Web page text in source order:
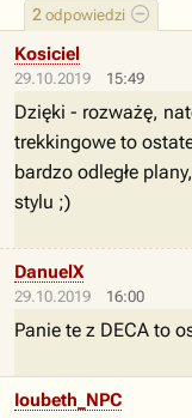
2 odpowiedzi
29.10.2019 15:49
Kosiciel
Dzięki - rozważę,
trekkingowe to
bardzo odległe
stylu ;)
29.10.2019 16:00
DanuelX
Panie te z DECA to
Ioubeth_NPC